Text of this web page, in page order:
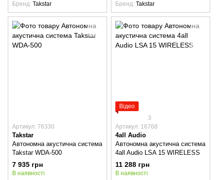
Бренд Takstar Бренд Takstar
Артикул: 76330
Takstar
Автономна акустична система
Takstar WDA-500
7 935 грн
В наявності
Відео
3
Артикул: 16768
4all Audio
Автономна акустична система
4all Audio LSA 15 WIRELESS
11 288 грн
В наявності